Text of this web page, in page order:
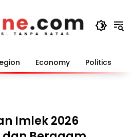
Economy Politics
Imlek 2026